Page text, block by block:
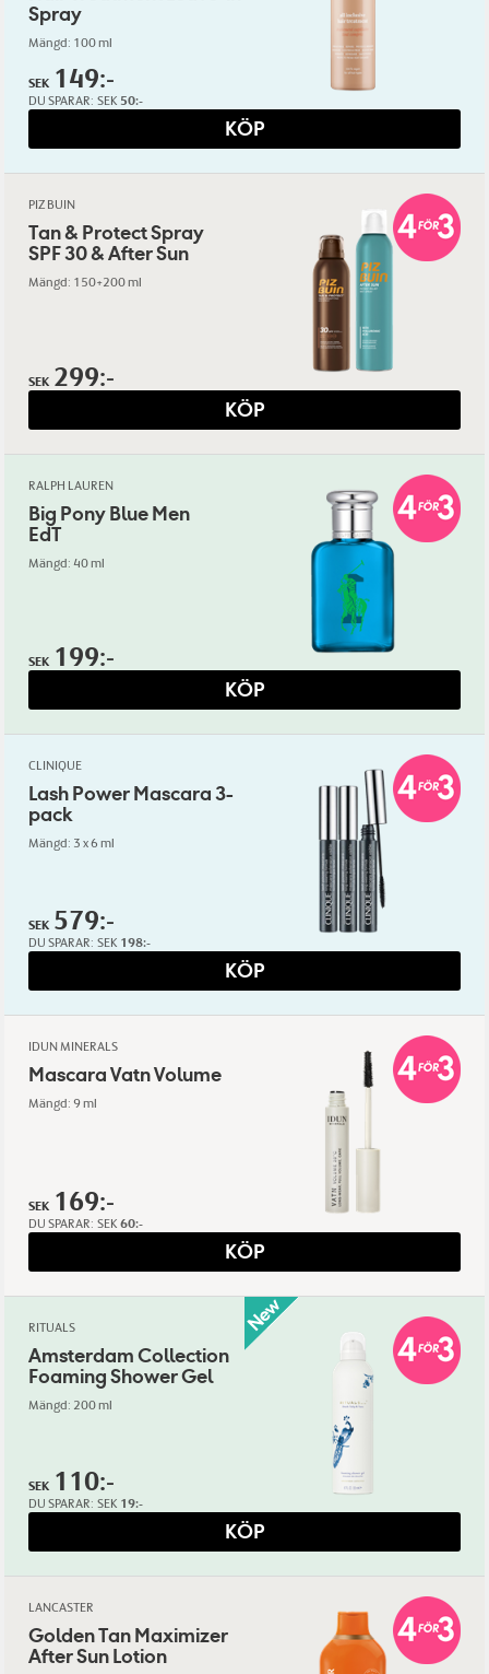
Spray
Mängd: 100 ml
SEK 149:-
DU SPARAR: SEK 50:-
KÖP
PIZ BUIN
Tan & Protect Spray
SPF 30 & After Sun
Mängd: 150+200 ml
SEK 299:-
KÖP
RALPH LAUREN
Big Pony Blue Men
EdT
Mängd: 40 ml
SEK 199:-
KÖP
CLINIQUE
Lash Power Mascara 3-
pack
Mängd: 3 x 6 ml
SEK 579:-
DU SPARAR: SEK 198:-
KÖP
IDUN MINERALS
Mascara Vatn Volume
Mängd: 9 ml
SEK 169:-
DU SPARAR: SEK 60:-
KÖP
RITUALS
Amsterdam Collection
Foaming Shower Gel
Mängd: 200 ml
SEK 110:-
DU SPARAR: SEK 19:-
KÖP
LANCASTER
Golden Tan Maximizer
After Sun Lotion